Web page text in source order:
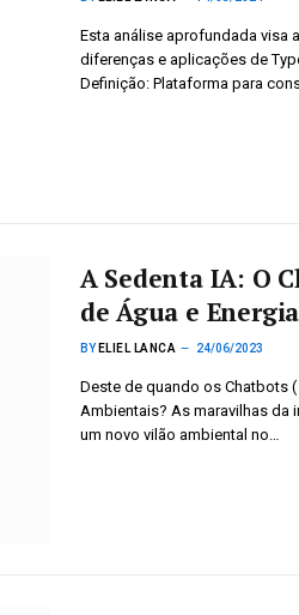
Esta análise aprofundada visa
diferenças e aplicações de
Definição: Plataforma para
A Sedenta IA: O
de Água e Energia
BY ELIEL LANCA 24/06/2023
Deste de quando os Chatbots
Ambientais? As maravilhas da
um novo vilão ambiental no…